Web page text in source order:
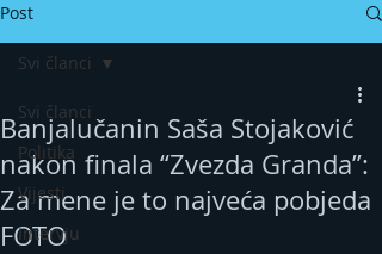
Post
Svi članci
Politika
Vijesti
Intervju
Svi članci
Banjalučanin Saša Stojaković
nakon finala “Zvezda Granda”:
Za mene je to najveća pobjeda
FOTO